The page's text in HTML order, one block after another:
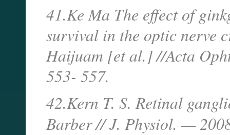
41.Ke Ma The effect of
survival in the optic nerve
Haijuam [et al.] //Acta
553- 557.
42.Kern T. S. Retinal
Barber // J. Physiol. —